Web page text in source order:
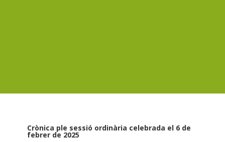
Crònica ple sessió ordinària celebrada el 6 de
febrer de 2025